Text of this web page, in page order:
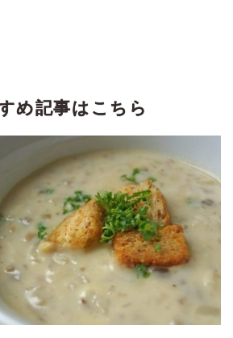
め記事はこちら